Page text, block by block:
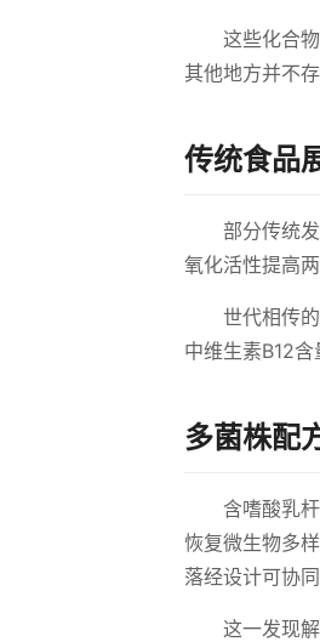
这些化合
其他地方并不存
传统食品
部分传统
氧化活性提高
世代相传
中维生素B12含
多菌株配
含嗜酸乳
恢复微生物多
落经设计可协
这一发现